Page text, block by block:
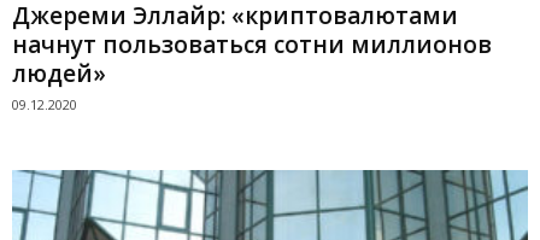
Джереми Эллайр: «криптовалютами
начнут пользоваться сотни миллионов
людей»
09.12.2020